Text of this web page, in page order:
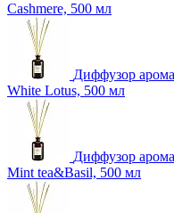
Cashmere, 500 мл
Диффузор
White Lotus, 500 мл
Диффузор
Mint tea&Basil, 500 мл